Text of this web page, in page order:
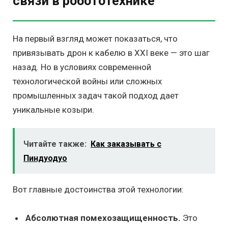
На первый взгляд может показаться, что
привязывать дрон к кабелю в XXI веке — это шаг
назад. Но в условиях современной
технологической войны или сложных
промышленных задач такой подход дает
уникальные козыри.
Читайте также: Как заказывать с
Пиндуодуо
Вот главные достоинства этой технологии:
Абсолютная помехозащищенность. Это